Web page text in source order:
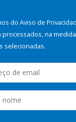
do Aviso de
na
selecionadas.